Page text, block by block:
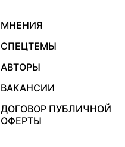
МНЕНИЯ
СПЕЦТЕМЫ
АВТОРЫ
ВАКАНСИИ
ДОГОВОР ПУБЛИЧНОЙ
ОФЕРТЫ